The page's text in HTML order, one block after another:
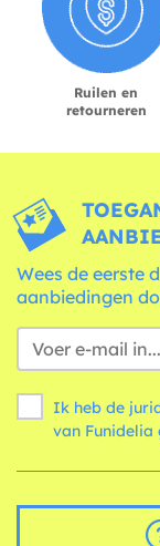
Ruilen en
retourneren
Wees de eerste
aanbiedingen
Ik heb de
van Funidelia